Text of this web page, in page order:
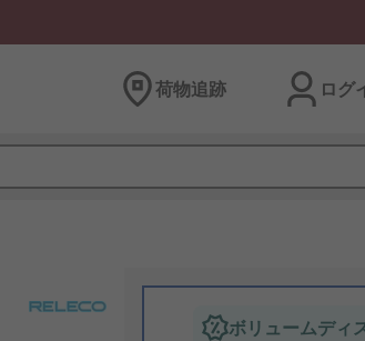
荷物追跡 ログ
ボリュームディ